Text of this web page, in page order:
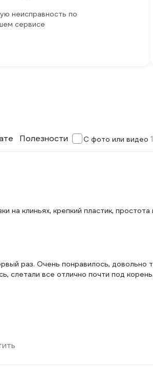
неисправность по
сервисе
Полезности С фото или видео 1
на клиньях, крепкий пластик,
раз. Очень понравилось, довольно
слетали все отлично почти под